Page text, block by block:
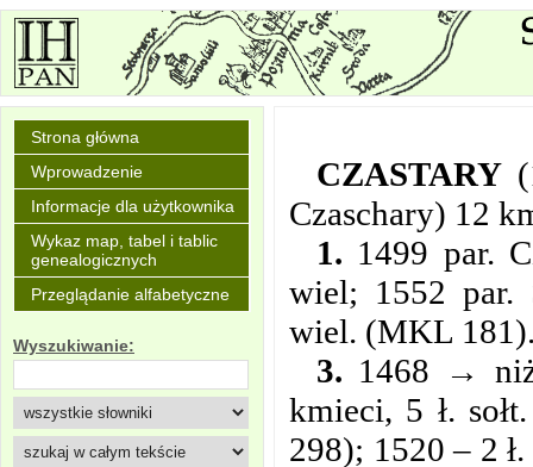
Strona główna
Wprowadzenie
Informacje dla użytkownika
Wykaz map, tabel i tablic
genealogicznych
Przeglądanie alfabetyczne
Wyszukiwanie:
CZASTARY
Czaschary) 12
1. 1499 par.
wiel; 1552 par.
wiel. (MKL
3. 1468 →
kmieci, 5 ł.
298); 1520 – 2